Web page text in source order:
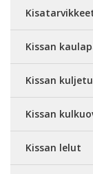
Kissan
Kissan
Kissan
Kissan lelut